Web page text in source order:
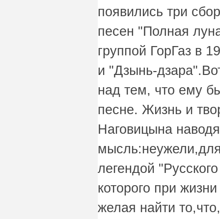
появились три
песен "Полная
группой ГорГаз в
и "Дзынь-
над тем, что ему
песне. Жизнь и
Наговицына
легендой
которого при
желая найти